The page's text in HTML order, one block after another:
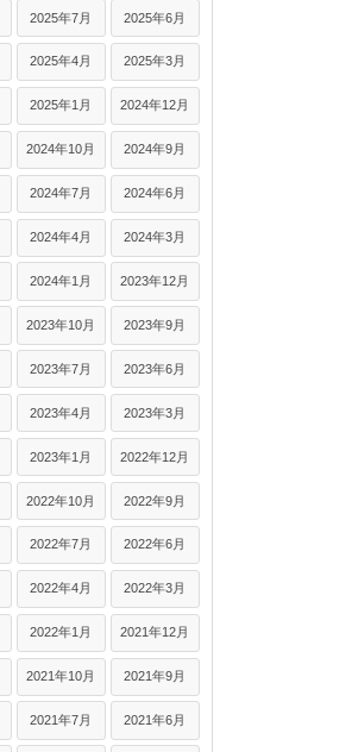
2025年7月 2025年6月
2025年4月 2025年3月
2025年1月 2024年12月
2024年10月 2024年9月
2024年7月 2024年6月
2024年4月 2024年3月
2024年1月 2023年12月
2023年10月 2023年9月
2023年7月 2023年6月
2023年4月 2023年3月
2023年1月 2022年12月
2022年10月 2022年9月
2022年7月 2022年6月
2022年4月 2022年3月
2022年1月 2021年12月
2021年10月 2021年9月
2021年7月 2021年6月